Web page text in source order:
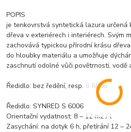
POPIS
je tenkovrstvá syntetická lazura určená
dřeva v exteriérech i interiérech. Svým
zachovává typickou přírodní krásu
do hloubky materiálu a umožňuje
zaschnutí odolné vůči povětrnosti, vodě
Ředidlo: bez ředění, resp. S 6006
Ředidlo: SYNRED S 6006
Orientační vydatnost: 8 – 12 m2 / l
Zasychání: na dotyk 6 h, přetírání 12 –